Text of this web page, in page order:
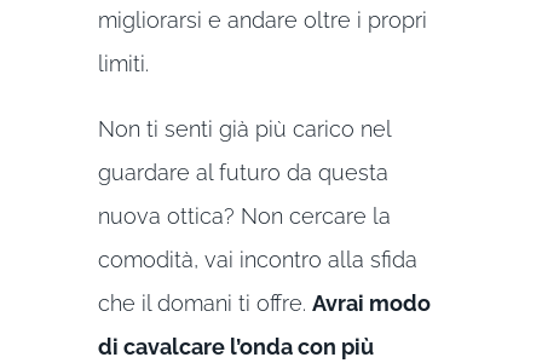
migliorarsi e andare oltre i propri
limiti.
Non ti senti già più carico nel
guardare al futuro da questa
nuova ottica? Non cercare la
comodità, vai incontro alla sfida
che il domani ti offre. Avrai modo
di cavalcare l’onda con più